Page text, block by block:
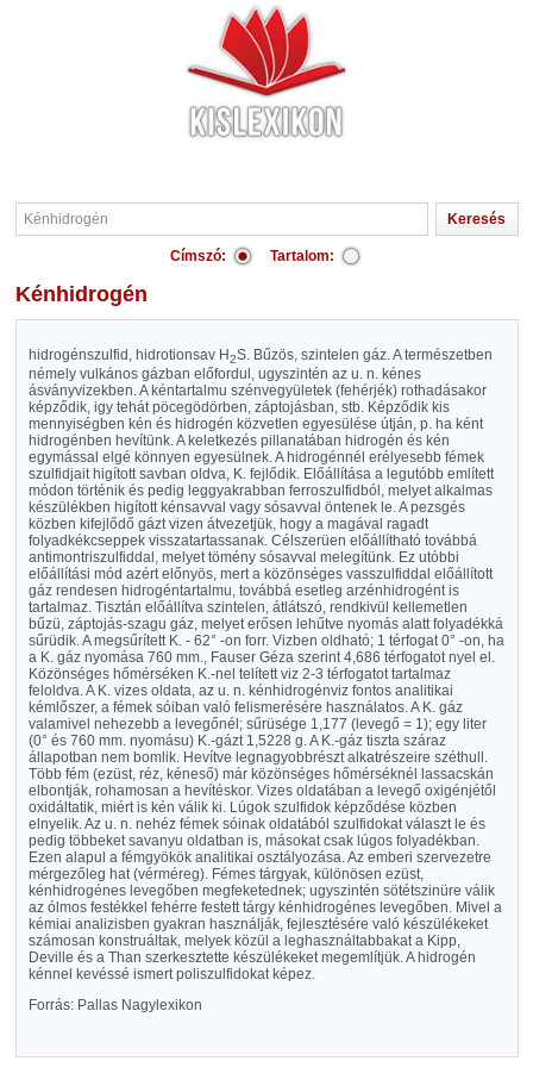
Címszó: Tartalom:
Kénhidrogén
hidrogénszulfid, hidrotionsav H2S. Bűzös, szintelen gáz. A természetben
némely vulkános gázban előfordul, ugyszintén az u. n. kénes
ásványvizekben. A kéntartalmu szénvegyületek (fehérjék) rothadásakor
képződik, igy tehát pöcegödörben, záptojásban, stb. Képződik kis
mennyiségben kén és hidrogén közvetlen egyesülése útján, p. ha ként
hidrogénben hevítünk. A keletkezés pillanatában hidrogén és kén
egymással elgé könnyen egyesülnek. A hidrogénnél erélyesebb fémek
szulfidjait higított savban oldva, K. fejlődik. Előállítása a legutóbb említett
módon történik és pedig leggyakrabban ferroszulfidból, melyet alkalmas
készülékben higított kénsavval vagy sósavval öntenek le. A pezsgés
közben kifejlődő gázt vizen átvezetjük, hogy a magával ragadt
folyadkékcseppek visszatartassanak. Célszerüen előállítható továbbá
antimontriszulfiddal, melyet tömény sósavval melegítünk. Ez utóbbi
előállítási mód azért előnyös, mert a közönséges vasszulfiddal előállított
gáz rendesen hidrogéntartalmu, továbbá esetleg arzénhidrogént is
tartalmaz. Tisztán előállítva szintelen, átlátszó, rendkivül kellemetlen
bűzü, záptojás-szagu gáz, melyet erősen lehűtve nyomás alatt folyadékká
sűrüdik. A megsűrített K. - 62° -on forr. Vizben oldható; 1 térfogat 0° -on, ha
a K. gáz nyomása 760 mm., Fauser Géza szerint 4,686 térfogatot nyel el.
Közönséges hőmérséken K.-nel telített viz 2-3 térfogatot tartalmaz
feloldva. A K. vizes oldata, az u. n. kénhidrogénviz fontos analitikai
kémlőszer, a fémek sóiban való felismerésére használatos. A K. gáz
valamivel nehezebb a levegőnél; sűrüsége 1,177 (levegő = 1); egy liter
(0° és 760 mm. nyomásu) K.-gázt 1,5228 g. A K.-gáz tiszta száraz
állapotban nem bomlik. Hevítve legnagyobbrészt alkatrészeire széthull.
Több fém (ezüst, réz, kéneső) már közönséges hőmérséknél lassacskán
elbontják, rohamosan a hevítéskor. Vizes oldatában a levegő oxigénjétől
oxidáltatik, miért is kén válik ki. Lúgok szulfidok képződése közben
elnyelik. Az u. n. nehéz fémek sóinak oldatából szulfidokat választ le és
pedig többeket savanyu oldatban is, másokat csak lúgos folyadékban.
Ezen alapul a fémgyökök analitikai osztályozása. Az emberi szervezetre
mérgezőleg hat (vérméreg). Fémes tárgyak, különösen ezüst,
kénhidrogénes levegőben megfeketednek; ugyszintén sötétszinüre válik
az ólmos festékkel fehérre festett tárgy kénhidrogénes levegőben. Mivel a
kémiai analizisben gyakran használják, fejlesztésére való készülékeket
számosan konstruáltak, melyek közül a leghasználtabbakat a Kipp,
Deville és a Than szerkesztette készülékeket megemlítjük. A hidrogén
kénnel kevéssé ismert poliszulfidokat képez.
Forrás: Pallas Nagylexikon